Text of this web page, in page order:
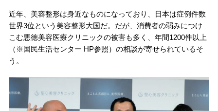
近年、美容整形は身近なものになっており、日本は症例件数
世界3位という美容整形大国だ。だが、消費者の弱みにつけ
こむ悪徳美容医療クリニックの被害も多く、年間1200件以上
（※国民生活センター HP参照）の相談が寄せられているそ
う。